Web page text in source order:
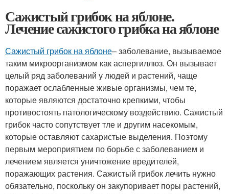
Сажистый грибок на яблоне.
Лечение сажистого грибка на яблоне
Сажистый грибок на яблоне– заболевание, вызываемое
таким микроорганизмом как аспергиллюз. Он вызывает
целый ряд заболеваний у людей и растений, чаще
поражает ослабленные живые организмы, чем те,
которые являются достаточно крепкими, чтобы
противостоять патологическому воздействию. Сажистый
грибок часто сопутствует тле и другим насекомым,
которые оставляют сахаристые выделения. Поэтому
первым мероприятием по борьбе с заболеванием и
лечением является уничтожение вредителей,
поражающих растения. Сажистый грибок лечить нужно
обязательно, поскольку он закупоривает поры растений,